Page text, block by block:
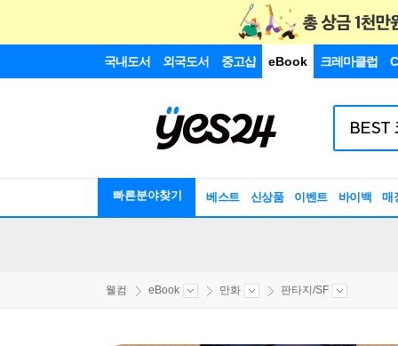
국내도서 외국도서 중고샵 eBook 크레마클럽
빠른분야찾기 베스트 신상품 이벤트 바이백 매
웰컴 eBook 만화 판타지/SF